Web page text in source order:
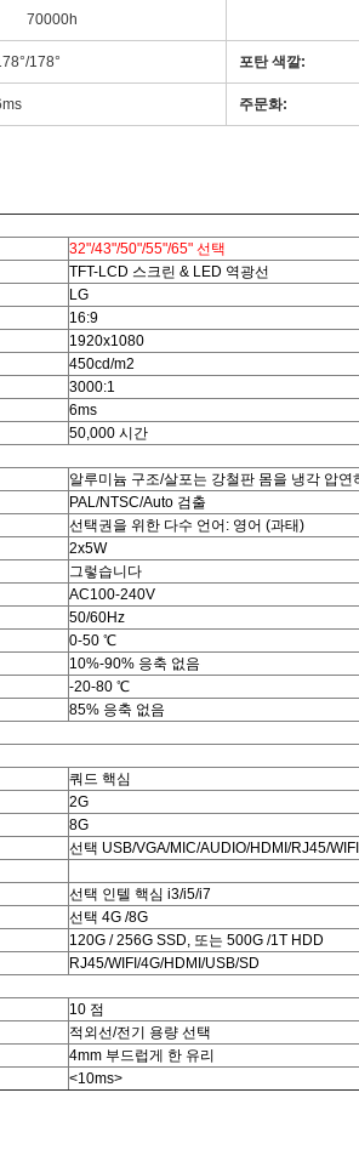
70000h
178° 포탄 색깔:
주문화:
32"/43"/50"/55"/65" 선택
TFT-LCD 스크린 & LED 역광선
LG
16:9
1920x1080
450cd/m2
3000:1
6ms
50,000 시간
알루미늄 구조/살포는 강철판 몸을 냉각 압
PAL/NTSC/Auto 검출
선택권을 위한 다수 언어: 영어 (과태)
2x5W
그렇습니다
AC100-240V
50/60Hz
0-50 ℃
10%-90% 응축 없음
-20-80 ℃
85% 응축 없음
쿼드 핵심
2G
8G
선택 USB/VGA/MIC/AUDIO/HDMI/RJ45/WIFI
선택 인텔 핵심 i3/i5/i7
선택 4G /8G
120G / 256G SSD, 또는 500G /1T HDD
RJ45/WIFI/4G/HDMI/USB/SD
10 점
적외선/전기 용량 선택
4mm 부드럽게 한 유리
<10ms>